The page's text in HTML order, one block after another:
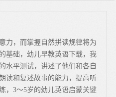
力，而掌握自然拼读规律将为
基础，幼儿早教英语下载，我
水平测试，讲述了他们和各自
读和复述故事的能力，提高听
，3～5岁的幼儿英语启蒙关键